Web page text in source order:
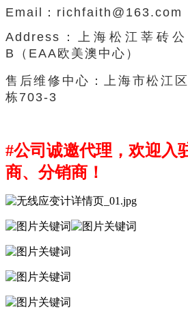
Email：richfaith@163.com
Address：
上海松江莘砖公
B（EAA欧美澳中心 ）
售后维修中心：上海市松江
栋703-3
#公司诚邀代理，欢迎入
商、分销商！